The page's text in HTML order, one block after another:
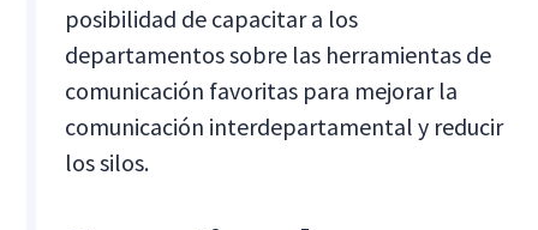
posibilidad de capacitar a los
departamentos sobre las herramientas de
comunicación favoritas para mejorar la
comunicación interdepartamental y reducir
los silos.